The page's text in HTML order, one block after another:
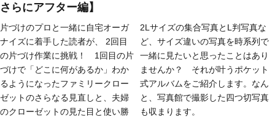
さらにアフター編】
片づけのプロと一緒に自宅オーガ
ナイズに着手した読者が、 2回目
の片づけ作業に挑戦！ 1回目の片
づけで「どこに何があるか」わか
るようになったファミリークロー
ゼットのさらなる見直しと、夫婦
のクローゼットの見た目と使い勝
2Lサイズの集合写真とL判写真な
ど、サイズ違いの写真を時系列で
一緒に見たいと思ったことはあり
ませんか？ それが叶うポケット
式アルバムをご紹介します。なん
と、写真館で撮影した四つ切写真
も収まります。